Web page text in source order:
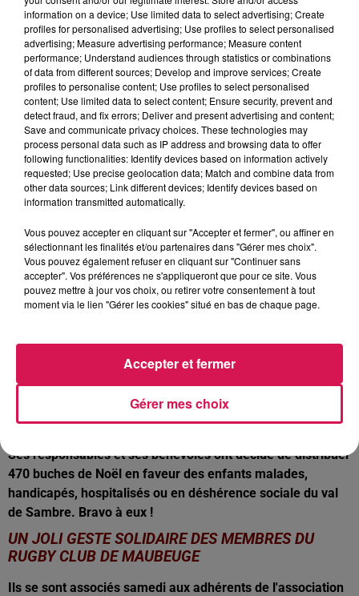
mobilisation.
6,7 MILLIARDS D’EUROS DU PLAN FRANCE
RELANCE EN FAVEUR DES JEUNES PRIVÉS DE
JOBS OU DE CONTRATS D’APPRENTISSAGE À
CAUSE DE LA COVID
A travers l’opération « Un Jeune, Une Solution », personne
ne doit être laissé sur le carreau affirme la sous-préfète
d’Avesnes. Outre des aides financières accordées aux
entreprises en échange d’un contrat d’apprentissage ou de
professionnalisation, ce plan prévoit également des aides
pour la signature de Contrat Initiative Emploi ou pour
l’embauche de travailleur handicapé.
IL EST ENCORE POSSIBLE DE CANDIDATER POUR
INTÉGRER L’ASSEMBLÉE CITOYENNE DE
L’AGGLOMÉRATION MAUBEUGE VAL DE SAMBRE
La date limite des candidatures a été prolongée jusqu’au
18 décembre. Ça peut se faire par courrier ou directement
en ligne, via le site de l’agglomération Sambrienne.
UN BEAU GESTE SOLIDAIRE DE L’ASSOCIATION
KIWANIS MAUBEUGE-VAUBAN
Ses responsables et ses bénévoles ont décidé de distribuer
470 buches de Noël en faveur des enfants malades,
handicapés, hospitalisés ou en déshérence sociale du val
de Sambre. Bravo à eux !
UN JOLI GESTE SOLIDAIRE DES MEMBRES DU
RUGBY CLUB DE MAUBEUGE
Ils se sont associés samedi aux adhérents de l'association
information on a device; Use limited data to select advertising; Create
profiles for personalised advertising; Use profiles to select personalised
advertising; Measure advertising performance; Measure content
performance; Understand audiences through statistics or combinations
of data from different sources; Develop and improve services; Create
profiles to personalise content; Use profiles to select personalised
content; Use limited data to select content; Ensure security, prevent and
detect fraud, and fix errors; Deliver and present advertising and content;
Save and communicate privacy choices. These technologies may
process personal data such as IP address and browsing data to offer
following functionalities: Identify devices based on information actively
requested; Use precise geolocation data; Match and combine data from
other data sources; Link different devices; Identify devices based on
information transmitted automatically.
Vous pouvez accepter en cliquant sur "Accepter et fermer", ou affiner en
sélectionnant les finalités et/ou partenaires dans "Gérer mes choix".
Vous pouvez également refuser en cliquant sur "Continuer sans
accepter". Vos préférences ne s'appliqueront que pour ce site. Vous
pouvez mettre à jour vos choix, ou retirer votre consentement à tout
moment via le lien "Gérer les cookies" situé en bas de chaque page.
Gérer mes choix
Accepter et fermer